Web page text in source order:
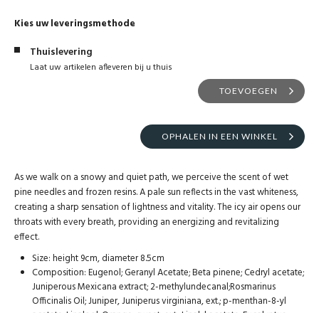
Kies uw leveringsmethode
Thuislevering
Laat uw artikelen afleveren bij u thuis
TOEVOEGEN
OPHALEN IN EEN WINKEL
As we walk on a snowy and quiet path, we perceive the scent of wet
pine needles and frozen resins. A pale sun reflects in the vast whiteness,
creating a sharp sensation of lightness and vitality. The icy air opens our
throats with every breath, providing an energizing and revitalizing
effect.
Size: height 9cm, diameter 8.5cm
Composition: Eugenol; Geranyl Acetate; Beta pinene; Cedryl acetate;
Juniperous Mexicana extract; 2-methylundecanal;Rosmarinus
Officinalis Oil; Juniper, Juniperus virginiana, ext.; p-menthan-8-yl